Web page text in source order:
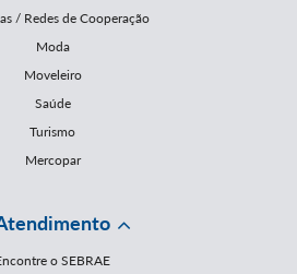
/ Redes de Cooperação
Moda
Moveleiro
Saúde
Turismo
Mercopar
o SEBRAE